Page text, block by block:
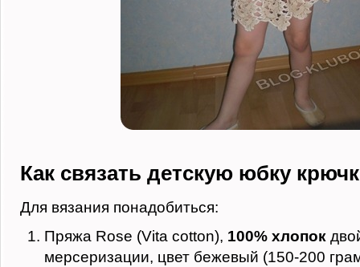
Как связать детскую юбку
Для вязания понадобиться:
Пряжа Rose (Vita cotton), 100% хлопок
мерсеризации, цвет бежевый (150-200